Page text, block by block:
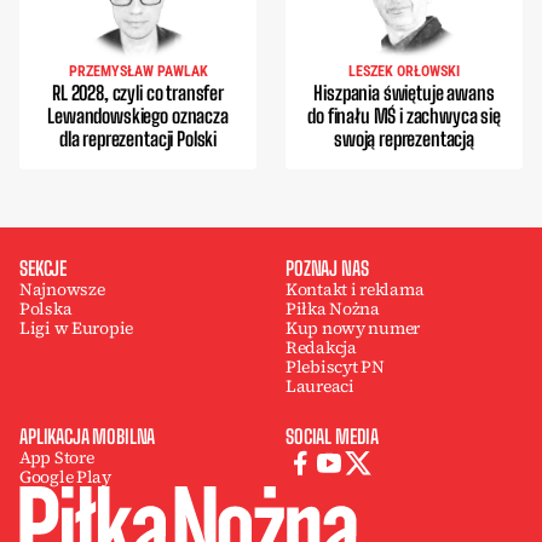
PRZEMYSŁAW PAWLAK
RL 2028, czyli co transfer
Lewandowskiego oznacza
dla reprezentacji Polski
LESZEK ORŁOWSKI
Hiszpania świętuje awans
do finału MŚ i zachwyca się
swoją reprezentacją
SEKCJE
Najnowsze
Polska
Ligi w Europie
POZNAJ NAS
Kontakt i reklama
Piłka Nożna
Kup nowy numer
Redakcja
Plebiscyt PN
Laureaci
APLIKACJA MOBILNA
App Store
Google Play
SOCIAL MEDIA